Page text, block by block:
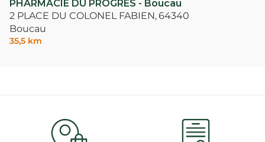
PHARMACIE DU PROGRES - Boucau
2 PLACE DU COLONEL FABIEN,64340
Boucau
35,5 km